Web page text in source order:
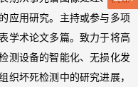
应用研究。主持或参与多项
学术论文多篇。致力于将高
测设备的智能化、无损化发
织坏死检测中的研究进展，